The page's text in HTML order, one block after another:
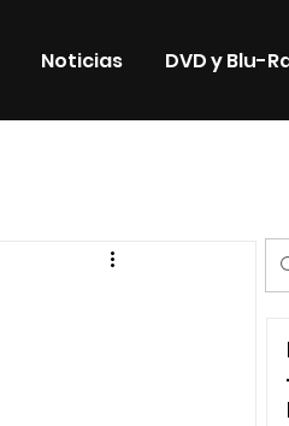
Noticias DVD y Blu-